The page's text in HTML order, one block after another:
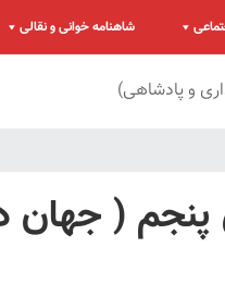
شاهنامه خوانی و نقالی
و پادشاهی)
( جهان